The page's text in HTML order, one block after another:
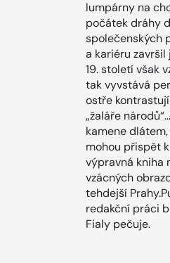
lumpárny na
počátek dráhy
společenských
a kariéru završil
19. století však
tak vyvstává
ostře
„žaláře
kamene
mohou přispět
výpravná kniha
vzácných
tehdejší
redakční práci
Fialy pečuje.